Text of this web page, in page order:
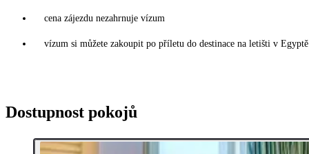
cena zájezdu nezahrnuje vízum
vízum si můžete zakoupit po příletu do destinace na letišti v
Dostupnost pokojů